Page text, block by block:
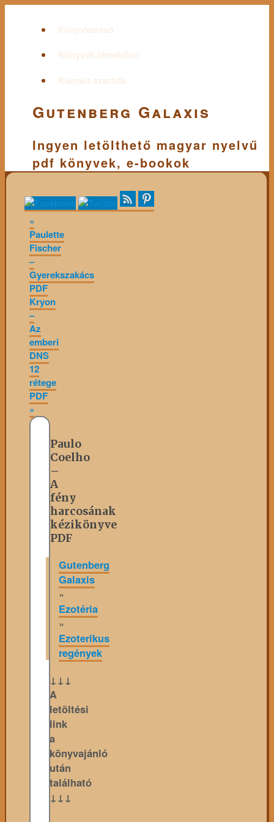
Könyvkereső
Könyvek témakörei
Kiemelt szerzők
Gutenberg Galaxis
Ingyen letölthető magyar nyelvű
pdf könyvek, e-bookok
«
Paulette
Fischer
–
Gyerekszakács
PDF
Kryon
–
Az
emberi
DNS
12
rétege
PDF
»
Paulo
Coelho
–
A
fény
harcosának
kézikönyve
PDF
Gutenberg
Galaxis
»
Ezotéria
»
Ezoterikus
regények
↓↓↓
A
letöltési
link
a
könyvajánló
után
található
↓↓↓